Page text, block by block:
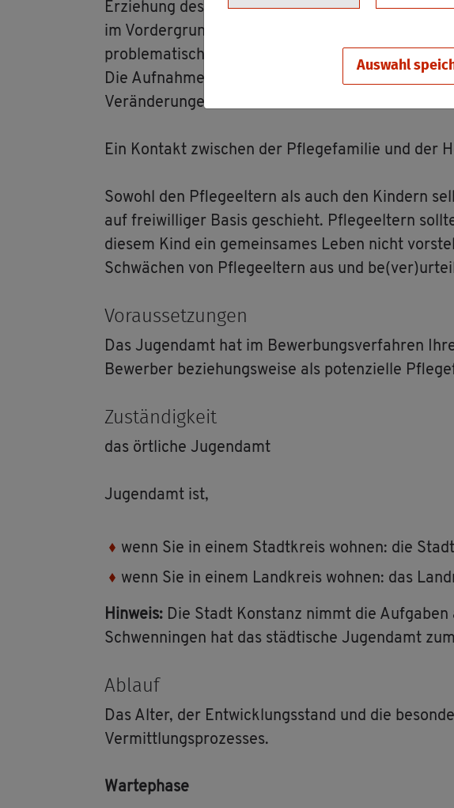
Auswahl
Er­ziehung des Kin­des im All­tag über­nimmt. Die
im Vor­der­grund. Ziel ist es, dass das Kind sich
pro­ble­ma­ti­schen Er­fah­run­gen auf­ar­bei­ten
Die Auf­nah­me eines Pfle­ge­kin­des be­deu­tet
Ver­än­de­run­gen und soll­te des­halb wohl be­dacht
Ein Kon­takt zwi­schen der Pfle­ge­fa­mi­lie und der
So­wohl den Pfle­ge­el­tern als auch den Kin­dern
auf frei­wil­li­ger Basis ge­schieht. Pfle­ge­el­tern
die­sem Kind ein ge­mein­sa­mes Leben nicht
Schwä­chen von Pfle­ge­el­tern aus und
Vor­aus­set­zun­gen
Das Ju­gend­amt hat im Be­wer­bungs­ver­fah­ren
Be­wer­ber be­zie­hungs­wei­se als po­ten­zi­el­le
Zu­stän­dig­keit
das ört­li­che Ju­gend­amt
Ju­gend­amt ist,
wenn Sie in einem Stadt­kreis woh­nen: die
wenn Sie in einem Land­kreis woh­nen: das
Hin­weis: Die Stadt Kon­stanz nimmt die
Schwen­nin­gen hat das städ­ti­sche Ju­gend­amt
Ab­lauf
Das Alter, der Ent­wick­lungs­stand und die
Ver­mitt­lungs­pro­zes­ses.
War­te­pha­se